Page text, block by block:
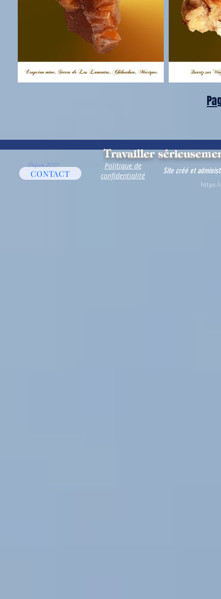
CONTACT
Travailler
Politique de
confidentialité
Site créé et
Depuis 2001